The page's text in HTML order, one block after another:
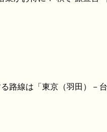
路線は「東京（羽田）－